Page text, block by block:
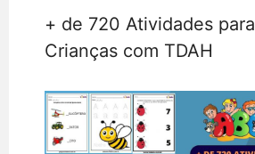
+ de 720 Atividades para
Crianças com TDAH